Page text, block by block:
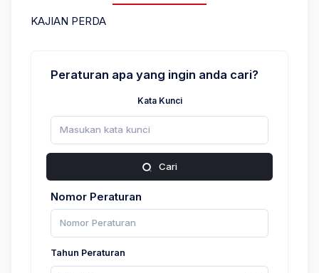
KAJIAN PERDA
Peraturan apa yang ingin anda cari?
Kata Kunci
Cari
Nomor Peraturan
Tahun Peraturan